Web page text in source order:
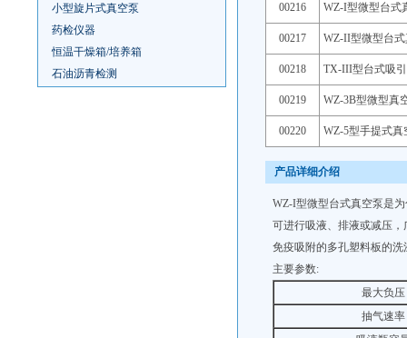
小型旋片式真空泵
药检仪器
恒温干燥箱/培养箱
石油沥青检测
00216 WZ-I型微型台式
00217 WZ-II型微型台
00218 TX-III型台式吸
00219 WZ-3B型微型真
00220 WZ-5型手提式真
产品详细介绍
WZ-I型微型台式真空泵是
可进行吸液、排液或减压
免疫吸附的多孔塑料板的洗
主要参数:
最大负压
抽气速率